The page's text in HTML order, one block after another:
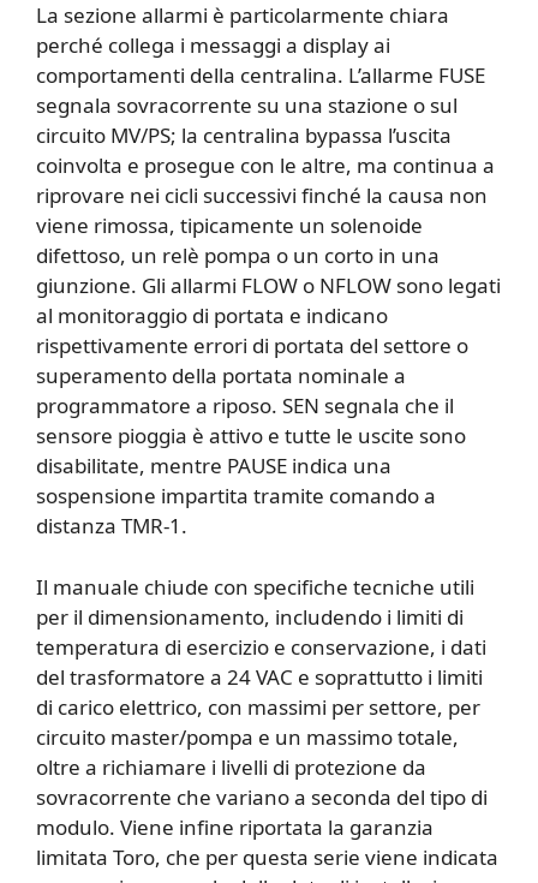
La sezione allarmi è particolarmente chiara
perché collega i messaggi a display ai
comportamenti della centralina. L’allarme FUSE
segnala sovracorrente su una stazione o sul
circuito MV/PS; la centralina bypassa l’uscita
coinvolta e prosegue con le altre, ma continua a
riprovare nei cicli successivi finché la causa non
viene rimossa, tipicamente un solenoide
difettoso, un relè pompa o un corto in una
giunzione. Gli allarmi FLOW o NFLOW sono legati
al monitoraggio di portata e indicano
rispettivamente errori di portata del settore o
superamento della portata nominale a
programmatore a riposo. SEN segnala che il
sensore pioggia è attivo e tutte le uscite sono
disabilitate, mentre PAUSE indica una
sospensione impartita tramite comando a
distanza TMR-1.
Il manuale chiude con specifiche tecniche utili
per il dimensionamento, includendo i limiti di
temperatura di esercizio e conservazione, i dati
del trasformatore a 24 VAC e soprattutto i limiti
di carico elettrico, con massimi per settore, per
circuito master/pompa e un massimo totale,
oltre a richiamare i livelli di protezione da
sovracorrente che variano a seconda del tipo di
modulo. Viene infine riportata la garanzia
limitata Toro, che per questa serie viene indicata